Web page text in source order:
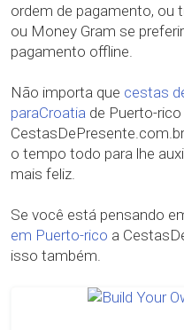
ordem de pagamento, ou
ou Money Gram se
pagamento offline.
Não importa que cestas
paraCroatia de Puerto-
o tempo todo para lhe
mais feliz.
Se você está pensando
em Puerto-rico a
isso também.